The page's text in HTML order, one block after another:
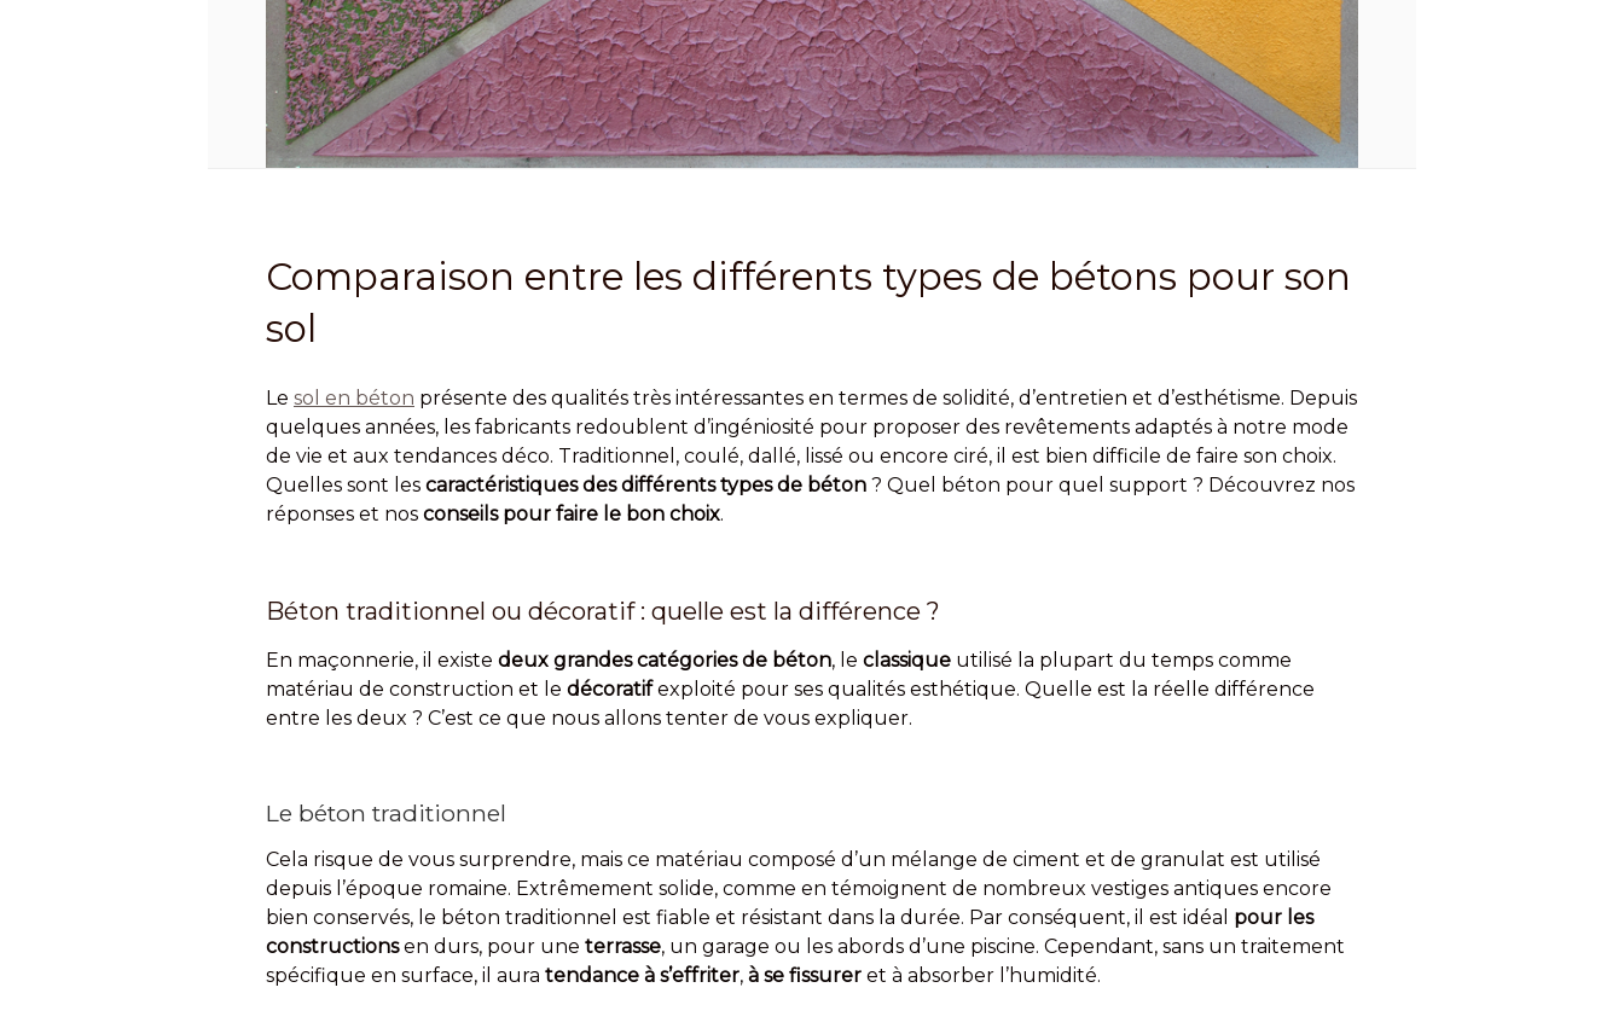
Comparaison entre les différents types de bétons pour son
sol
Le sol en béton présente des qualités très intéressantes en termes de solidité, d’entretien et d’esthétisme. Depuis
quelques années, les fabricants redoublent d’ingéniosité pour proposer des revêtements adaptés à notre mode
de vie et aux tendances déco. Traditionnel, coulé, dallé, lissé ou encore ciré, il est bien difficile de faire son choix.
Quelles sont les caractéristiques des différents types de béton ? Quel béton pour quel support ? Découvrez nos
réponses et nos conseils pour faire le bon choix.
Béton traditionnel ou décoratif : quelle est la différence ?
En maçonnerie, il existe deux grandes catégories de béton, le classique utilisé la plupart du temps comme
matériau de construction et le décoratifexploité pour ses qualités esthétique. Quelle est la réelle différence
entre les deux ? C’est ce que nous allons tenter de vous expliquer.
Le béton traditionnel
Cela risque de vous surprendre, mais ce matériau composé d’un mélange de ciment et de granulat est utilisé
depuis l’époque romaine. Extrêmement solide, comme en témoignent de nombreux vestiges antiques encore
bien conservés, le béton traditionnel est fiable et résistant dans la durée. Par conséquent, il est idéal pour les
constructionsen durs, pour une terrasse, un garage ou les abords d’une piscine. Cependant, sans un traitement
spécifique en surface, il aura tendance à s’effriter, à se fissurer et à absorber l’humidité.